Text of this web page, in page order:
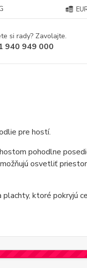
si rady? Zavolajte.
940 949 000
pre hostí.
pohodlne
osvetliť
ktoré pokryjú